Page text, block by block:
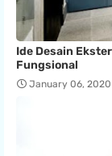
Ide Desain
Fungsional
January 06, 2020